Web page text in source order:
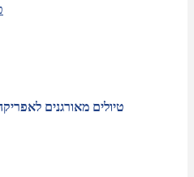
טיולים מאורגנים